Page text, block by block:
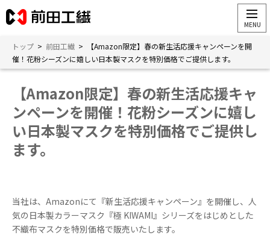
トップ > 前田工繊 >
【Amazon限定】春の新生活応援キャンペーンを開
催！花粉シーズンに嬉しい日本製マスクを特別価格でご提供します。
【Amazon限定】春の新生活応援キャ
ンペーンを開催！花粉シーズンに嬉し
い日本製マスクを特別価格でご提供し
ます。
当社は、Amazonにて『新生活応援キャンペーン』を開催し、⼈
気の⽇本製カラーマスク『極 KIWAMI』シリーズをはじめとした
不織布マスクを特別価格で販売いたします。